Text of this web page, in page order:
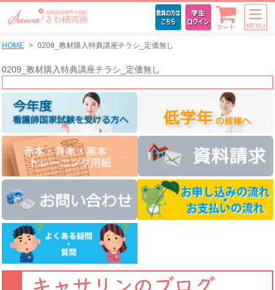
カート MENU
HOME 0209_教材購入特典講座チラシ_定価無し
0209_教材購入特典講座チラシ_定価無し